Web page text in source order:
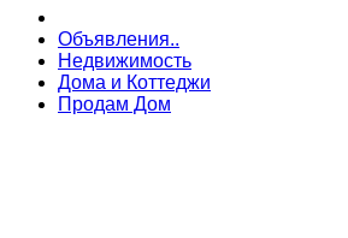
Объявления..
Недвижимость
Дома и Коттеджи
Продам Дом